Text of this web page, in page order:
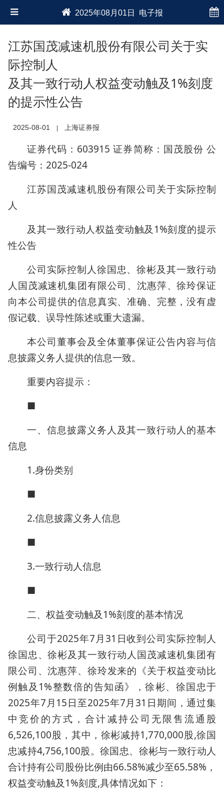
2025年08月01日 电子报
江苏国茂减速机股份有限公司关于实
际控制人
及其一致行动人权益变动触及1%刻度
的提示性公告
2025-08-01 上海证券报
证券代码：603915 证券简称：国茂股份 公
告编号：2025-024
江苏国茂减速机股份有限公司关于实际控制
人
及其一致行动人权益变动触及1%刻度的提示
性公告
公司实际控制人徐国忠、徐彬及其一致行动
人国茂减速机集团有限公司、沈惠萍、徐玲保证
向本公司提供的信息真实、准确、完整，没有虚
假记载、误导性陈述或重大遗漏。
本公司董事会及全体董事保证公告内容与信
息披露义务人提供的信息一致。
重要内容提示：
■
一、信息披露义务人及其一致行动人的基本
信息
1.身份类别
■
2.信息披露义务人信息
■
3.一致行动人信息
■
二、权益变动触及1%刻度的基本情况
公司于2025年7月31日收到公司实际控制人
徐国忠、徐彬及其一致行动人国茂减速机集团有
限公司、沈惠萍、徐玲发来的《关于权益变动比
例触及1%整数倍的告知函》，徐彬、徐国忠于
2025年7月15日至2025年7月31日期间，通过集
中竞价的方式，合计减持公司无限售流通股
6,526,100股，其中，徐彬减持1,770,000股,徐国
忠减持4,756,100股。徐国忠、徐彬与一致行动人
合计持有公司股份比例由66.58%减少至65.58%，
权益变动触及1%刻度,具体情况如下：